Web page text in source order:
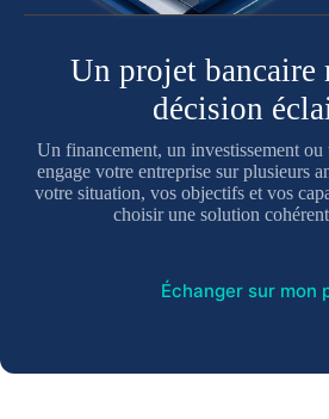
Un projet bancaire
décision
Un financement, un investissement ou
engage votre entreprise sur plusieurs
votre situation, vos objectifs et vos
choisir une solution
Échanger sur mon